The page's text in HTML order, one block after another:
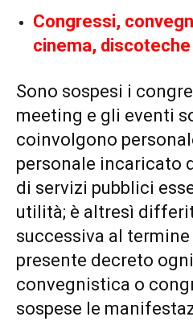
Congressi,
cinema, discoteche
Sono sospesi i
meeting e gli eventi
coinvolgono
personale incaricato
di servizi pubblici
utilità; è altresì
successiva al
presente decreto
convegnistica o
sospese le